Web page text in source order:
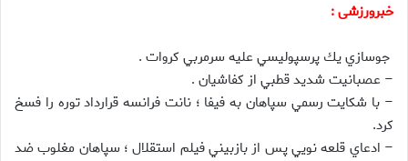
خبرورزشی :
جوسازي يك پرسپوليسي عليه سرمربي كروات .
– عصبانيت شديد قطبي از كفاشيان .
– با شكايت رسمي سپاهان به فيفا ؛ نانت فرانسه قرارداد توره را فسخ
كرد.
– ادعاي قلعه نويي پس از بازبيني فيلم استقلال ؛ سپاهان مغلوب ضد